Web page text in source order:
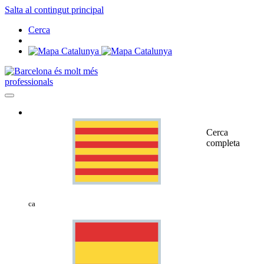
Salta al contingut principal
Cerca
professionals
ca
Cerca
completa